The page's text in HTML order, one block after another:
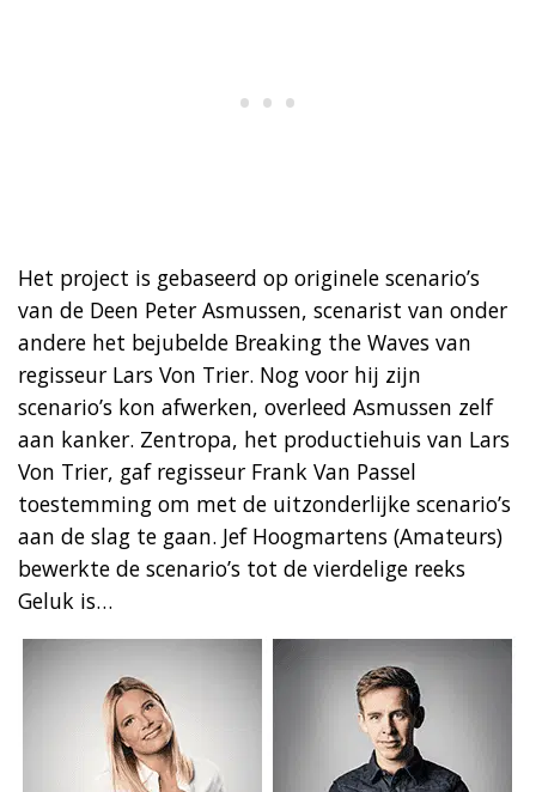
Het project is gebaseerd op originele scenario’s
van de Deen Peter Asmussen, scenarist van onder
andere het bejubelde Breaking the Waves van
regisseur Lars Von Trier. Nog voor hij zijn
scenario’s kon afwerken, overleed Asmussen zelf
aan kanker. Zentropa, het productiehuis van Lars
Von Trier, gaf regisseur Frank Van Passel
toestemming om met de uitzonderlijke scenario’s
aan de slag te gaan. Jef Hoogmartens (Amateurs)
bewerkte de scenario’s tot de vierdelige reeks
Geluk is…